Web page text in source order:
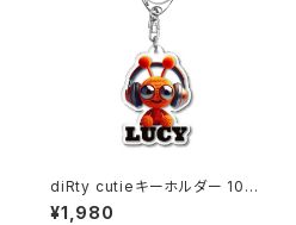
diRty cutieキーホルダー 1017
-240218010
¥1,980